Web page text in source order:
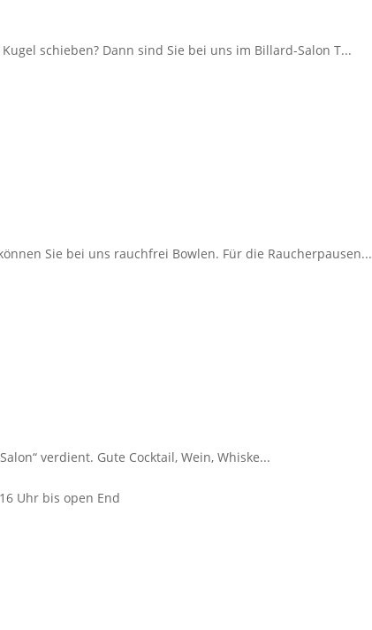
schieben? Dann sind Sie bei uns im Billard-Salon T...
Sie bei uns rauchfrei Bowlen. Für die Raucherpausen...
verdient. Gute Cocktail, Wein, Whiske...
Uhr bis open End